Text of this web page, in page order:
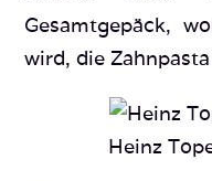
Gesamtgepäck,
wird, die
Heinz